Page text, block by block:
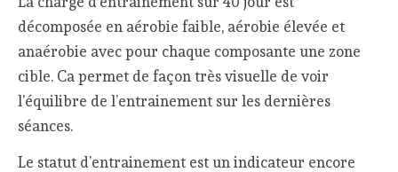
décomposée en aérobie faible, aérobie élevée et
anaérobie avec pour chaque composante une zone
cible. Ca permet de façon très visuelle de voir
l’équilibre de l’entrainement sur les dernières
séances.
Le statut d’entrainement est un indicateur encore